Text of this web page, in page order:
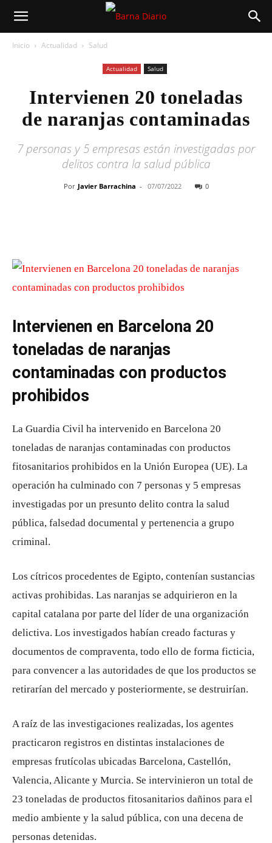
Inicio Actualidad Salud
Actualidad Salud
Intervienen 20 toneladas
de naranjas contaminadas
7 personas y 5 empresas están investigadas por
delitos contra la salud pública
Por Javier Barrachina - 07/07/2022 0
Intervienen en Barcelona 20
toneladas de naranjas
contaminadas con productos
prohibidos
La Guardia Civil ha intervenido en Barcelona 20
toneladas de naranjas contaminadas con productos
fitosanitarios prohibidos en la Unión Europea (UE). La
operación ha culminado con 7 personas y 5 empresas
investigadas por un presunto delito contra la salud
pública, falsedad documental y pertenencia a grupo
criminal.
Los cítricos procedentes de Egipto, contenían sustancias
activas prohibidas. Las naranjas se adquirieron en la
capital catalana por parte del líder de una organización
delictiva. Los investigados habían creado facturas y
documentos de compraventa, todo ello de forma ficticia,
para convencer a las autoridades de que los productos se
retirarían del mercado y posteriormente, se destruirían.
A raíz de las investigaciones realizadas, los agentes
practicaron registros en distintas instalaciones de
empresas frutícolas ubicadas Barcelona, ​​Castellón,
Valencia, Alicante y Murcia. Se intervinieron un total de
23 toneladas de productos fitosanitarios dañinos para el
medio ambiente y la salud pública, con una decena de
personas detenidas.